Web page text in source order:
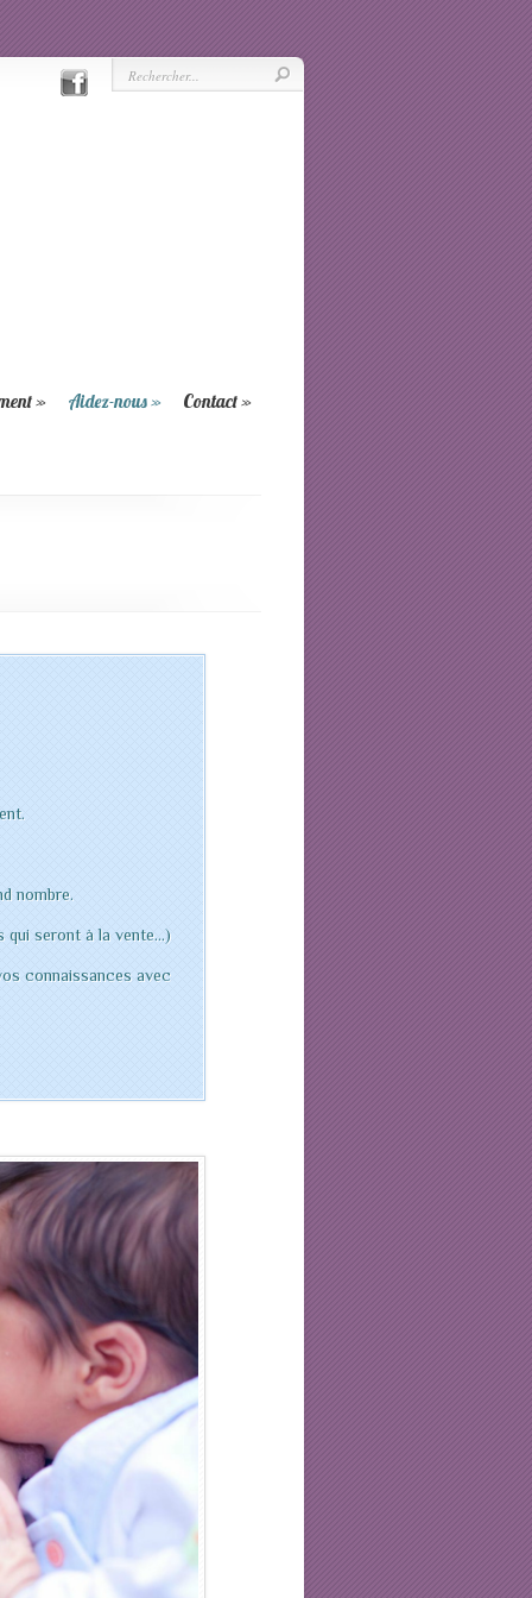
» Aidez-nous» Contact»
nombre.
qui seront à la vente…)
connaissances avec